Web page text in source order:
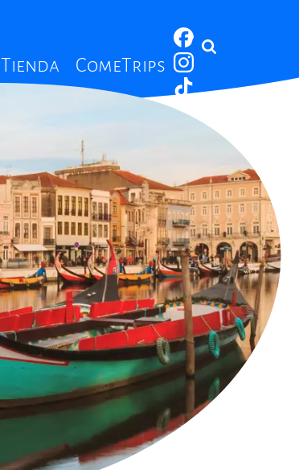
Tienda ComeTrips